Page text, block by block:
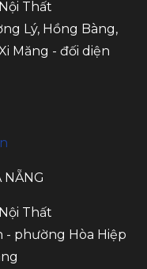
Thất
Lý, Hồng Bàng,
Măng - đối diện
NẴNG
Thất
- phường Hòa Hiệp